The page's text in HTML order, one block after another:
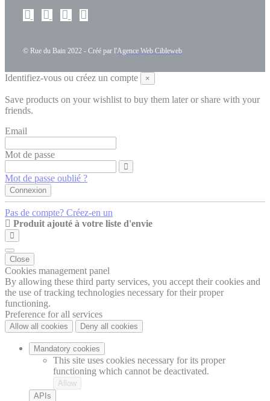
© Rue du Bain 2022 - Créé par l'Agence Web Cibleweb
Identifiez-vous ou créez un compte ×
Save products on your wishlist to buy them later or share with your
friends.
Email
Mot de passe
Mot de passe oublié ?
Connexion
Pas de compte? Créez-en un
Produit ajouté à votre liste d'envie
Close
Cookies management panel
By allowing these third party services, you accept their cookies and
the use of tracking technologies necessary for their proper
functioning.
Preference for all services
Allow all cookies Deny all cookies
Mandatory cookies
This site uses cookies necessary for its proper
functioning which cannot be deactivated.
Allow
APIs